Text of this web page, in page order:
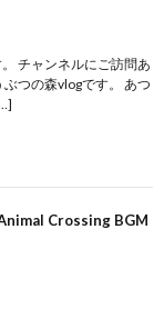
チャンネルにご訪問あ
つの森vlogです。 あつ
Crossing BGM